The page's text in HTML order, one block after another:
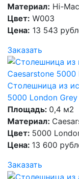
Материал: Hi-
Цвет: W003
Цена: 13 543
Заказать
Столешница из
5000 London Grey
Площадь: 0,4 м2
Материал:
Цвет: 5000
Цена: 13 600
Заказать